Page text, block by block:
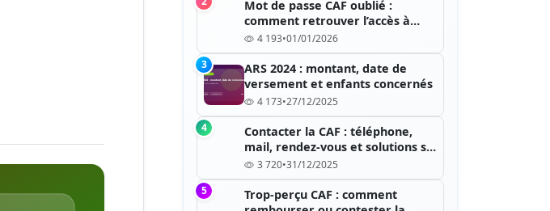
Mot de passe CAF oublié :
comment retrouver l’accès à
votre compte
4 193•01/01/2026
3
ARS 2024 : montant, date de
versement et enfants concernés
4 173•27/12/2025
4
Contacter la CAF : téléphone,
mail, rendez-vous et solutions si
c’est saturé
3 720•31/12/2025
5
Trop-perçu CAF : comment